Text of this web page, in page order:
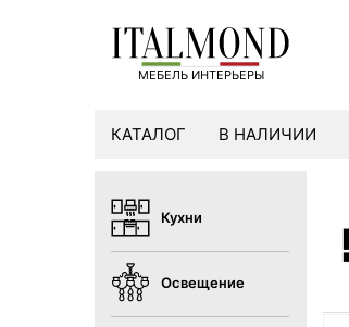
МЕБЕЛЬ ИНТЕРЬЕРЫ
КАТАЛОГ В НАЛИЧИИ
Кухни
Освещение